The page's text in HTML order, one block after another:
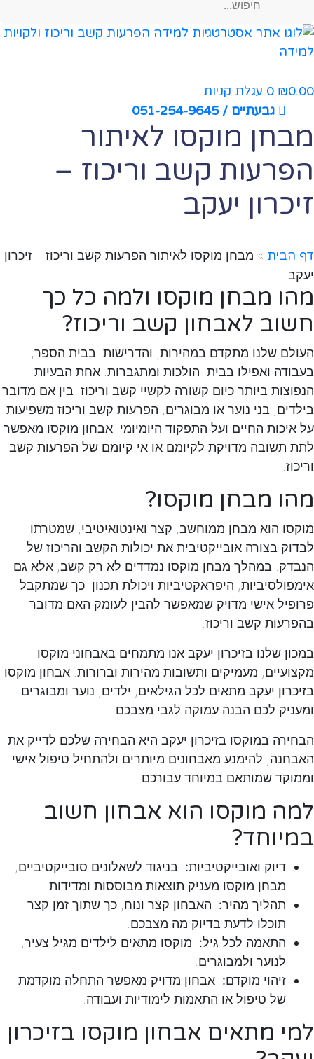
₪0.00
0 עגלת קניות
גבעתיים / 051-254-9645
מבחן מוקסו לאיתור
הפרעות קשב וריכוז –
זיכרון יעקב
דף הבית » מבחן מוקסו לאיתור הפרעות קשב וריכוז – זיכרון
יעקב
מהו מבחן מוקסו ולמה כל כך
חשוב לאבחון קשב וריכוז?
העולם שלנו מתקדם במהירות, והדרישות בבית הספר,
בעבודה ואפילו בבית הולכות ומתגברות. אחת הבעיות
הנפוצות ביותר כיום קשורה לקשיי קשב וריכוז. בין אם מדובר
בילדים, בני נוער או מבוגרים, הפרעות קשב וריכוז משפיעות
על איכות החיים ועל התפקוד היומיומי. אבחון מוקסו מאפשר
לתת תשובה מדויקת לקיומם או אי קיומם של הפרעות קשב
וריכוז.
מהו מבחן מוקסו?
מוקסו הוא מבחן ממוחשב, קצר ואינטואיטיבי, שמטרתו
לבדוק בצורה אובייקטיבית את יכולות הקשב והריכוז של
הנבדק. במהלך מבחן מוקסו נמדדים לא רק קשב, אלא גם
אימפולסיביות, היפראקטיביות ויכולת תכנון כך שמתקבל
פרופיל אישי מדויק שמאפשר להבין לעומק האם מדובר
בהפרעות קשב וריכוז.
במכון שלנו בזיכרון יעקב אנו מתמחים באבחוני מוקסו
מקצועיים, מעמיקים ותשובות מהירות וברורות. אבחון מוקסו
בזיכרון יעקב מתאים לכל הגילאים, ילדים, נוער ומבוגרים
ומעניק לכם הבנה עמוקה לגבי מצבכם.
הבחירה במוקסו בזיכרון יעקב היא הבחירה שלכם לדייק את
האבחנה, להימנע מאבחונים מיותרים ולהתחיל טיפול אישי
וממוקד שמותאם במיוחד עבורכם.
למה מוקסו הוא אבחון חשוב
במיוחד?
דיוק ואובייקטיביות: בניגוד לשאלונים סובייקטיביים,
מבחן מוקסו מעניק תוצאות מבוססות ומדידות.
תהליך מהיר: האבחון קצר ונוח, כך שתוך זמן קצר
תוכלו לדעת בדיוק מה מצבכם.
התאמה לכל גיל: מוקסו מתאים לילדים מגיל צעיר,
לנוער ולמבוגרים.
זיהוי מוקדם: אבחון מדויק מאפשר התחלה מוקדמת
של טיפול או התאמות לימודיות ועבודה.
למי מתאים אבחון מוקסו בזיכרון